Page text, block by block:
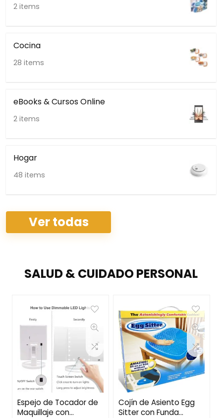
2 items
Cocina
28 items
eBooks & Cursos Online
2 items
Hogar
48 items
Ver todas
SALUD & CUIDADO PERSONAL
Espejo de Tocador de
Maquillaje con
Cojín de Asiento Egg
Sitter con Funda